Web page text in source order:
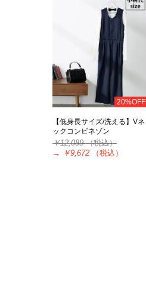
20%OFF
【低身長サイズ/洗える】Vネ
ックコンビネゾン
￥12,089（税込）
→
￥9,672 （税込）